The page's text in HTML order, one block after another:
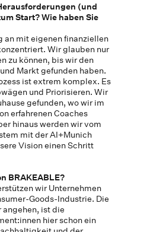
(und
Start? Wie haben Sie
an mit eigenen finanziellen
Wir glauben nur
zu können, bis wir den
Markt gefunden haben.
ist extrem komplex. Es
und Priorisieren. Wir
gefunden, wo wir im
erfahrenen Coaches
hinaus werden wir vom
mit der AI+Munich
Vision einen Schritt
BRAKEABLE?
wir Unternehmen
Goods-Industrie. Die
angehen, ist die
hier schon ein